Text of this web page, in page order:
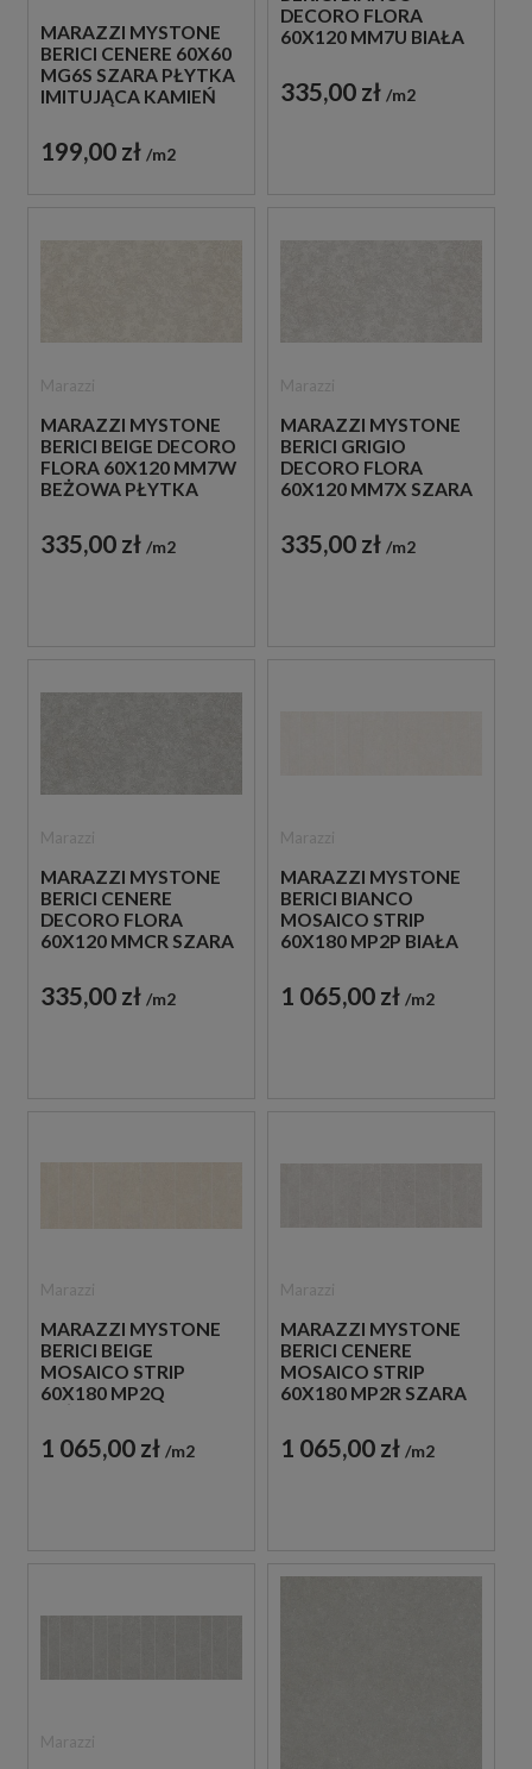
MARAZZI MYSTONE
BERICI CENERE 60X60
MG6S SZARA PŁYTKA
IMITUJĄCA KAMIEŃ
199,00 zł m2
DECORO FLORA
60X120 MM7U BIAŁA
DEKORACYJNA
335,00 zł m2
MARAZZI MYSTONE
BERICI BEIGE DECORO
FLORA 60X120 MM7W
BEŻOWA PŁYTKA
335,00 zł m2
MARAZZI MYSTONE
BERICI GRIGIO
DECORO FLORA
60X120 MM7X SZARA
DEKORACYJNA
335,00 zł m2
MARAZZI MYSTONE
BERICI CENERE
DECORO FLORA
60X120 MMCR SZARA
DEKORACYJNA
335,00 zł m2
MARAZZI MYSTONE
BERICI BIANCO
MOSAICO STRIP
60X180 MP2P BIAŁA
DEKORACYJNA
1 065,00 zł m2
MARAZZI MYSTONE
BERICI BEIGE
MOSAICO STRIP
60X180 MP2Q
DEKORACYJNA
1 065,00 zł m2
MARAZZI MYSTONE
BERICI CENERE
MOSAICO STRIP
60X180 MP2R SZARA
DEKORACYJNA
1 065,00 zł m2